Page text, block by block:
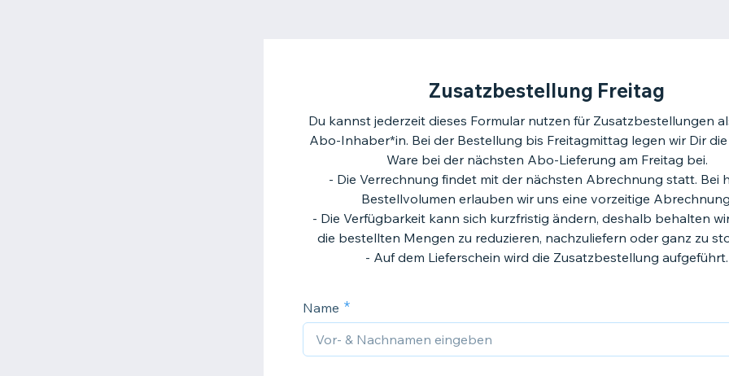
Zusatzbestellung Freitag
Du kannst jederzeit dieses Formular nutzen für Zusatzbestellungen
Abo-Inhaber*in. Bei der Bestellung bis Freitagmittag legen wir Dir
Ware bei der nächsten Abo-Lieferung am Freitag bei.
- Die Verrechnung findet mit der nächsten Abrechnung statt. Bei
Bestellvolumen erlauben wir uns eine vorzeitige
- Die Verfügbarkeit kann sich kurzfristig ändern, deshalb behalten
die bestellten Mengen zu reduzieren, nachzuliefern oder ganz zu
- Auf dem Lieferschein wird die Zusatzbestellung aufgeführt.
Name